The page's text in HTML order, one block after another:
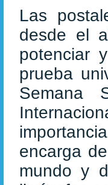
Las
desde el
potenciar
prueba
Semana
encarga
mundo y